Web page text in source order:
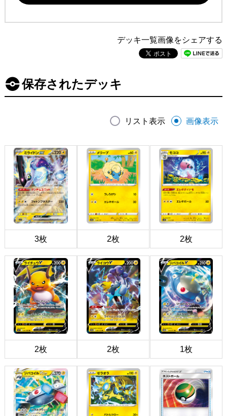
デッキ一覧画像をシェアする
保存されたデッキ
リスト表示 画像表示
3枚 2枚 2枚
2枚 2枚 1枚